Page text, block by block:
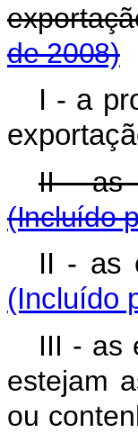
de 2008)
I - a
II -
(Incluído
II -
(Incluído
III - as
estejam
ou